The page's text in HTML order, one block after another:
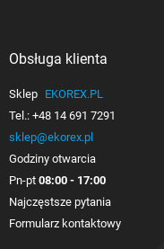
Obsługa klienta
Sklep EKOREX.PL
Tel.: +48 14 691 7291
sklep@ekorex.pl
Godziny otwarcia
Pn-pt 08:00 - 17:00
Najczęstsze pytania
Formularz kontaktowy